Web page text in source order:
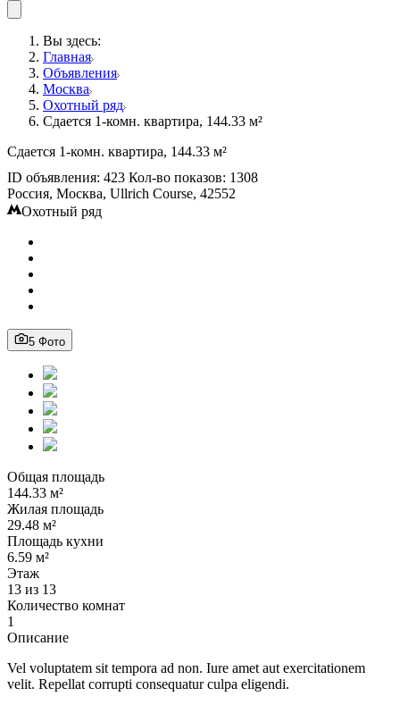
Вы здесь:
Главная
Объявления
Москва
Охотный ряд
Сдается 1-комн. квартира, 144.33 м²
Сдается 1-комн. квартира, 144.33 м²
ID объявления: 423 Кол-во показов: 1308
Россия, Москва, Ullrich Course, 42552
Охотный ряд
5 Фото
Общая площадь
144.33 м²
Жилая площадь
29.48 м²
Площадь кухни
6.59 м²
Этаж
13 из 13
Количество комнат
1
Описание
Vel voluptatem sit tempora ad non. Iure amet aut exercitationem
velit. Repellat corrupti consequatur culpa eligendi.